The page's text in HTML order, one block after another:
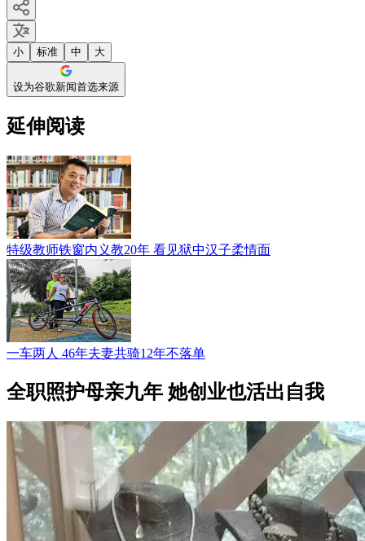
小 标准 中 大
设为谷歌新闻首选来源
延伸阅读
特级教师铁窗内义教20年 看见狱中汉子柔情面
一车两人 46年夫妻共骑12年不落单
全职照护母亲九年 她创业也活出自我